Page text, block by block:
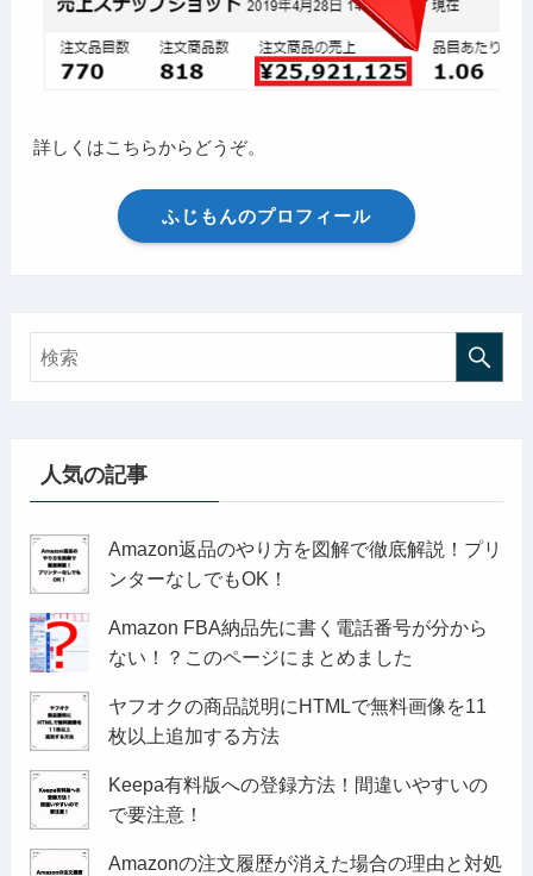
詳しくはこちらからどうぞ。
ふじもんのプロフィール
人気の記事
Amazon返品のやり方を図解で徹底解説！プリ
ンターなしでもOK！
Amazon FBA納品先に書く電話番号が分から
ない！？このページにまとめました
ヤフオクの商品説明にHTMLで無料画像を11
枚以上追加する方法
Keepa有料版への登録方法！間違いやすいの
で要注意！
Amazonの注文履歴が消えた場合の理由と対処